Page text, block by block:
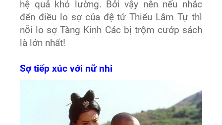
hệ quả khó lường. Bởi vậy nên nếu nhắc
đến điều lo sợ của đệ tử Thiếu Lâm Tự thì
nỗi lo sợ Tàng Kinh Các bị trộm cướp sách
là lớn nhất!
Sợ tiếp xúc với nữ nhi